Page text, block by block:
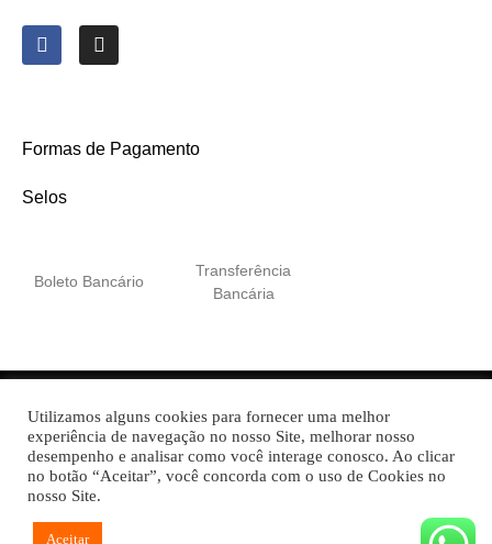
Formas de Pagamento
Selos
Boleto Bancário
Transferência
Bancária
Itali Embalagens Plásticas © 2022 Todos os direitos
reservados
Utilizamos alguns cookies para fornecer uma melhor
experiência de navegação no nosso Site, melhorar nosso
desempenho e analisar como você interage conosco. Ao clicar
no botão “Aceitar”, você concorda com o uso de Cookies no
nosso Site.
Aceitar